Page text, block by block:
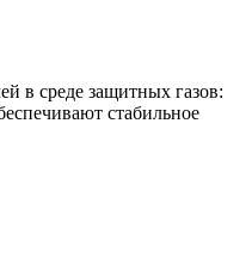
в среде защитных газов:
стабильное